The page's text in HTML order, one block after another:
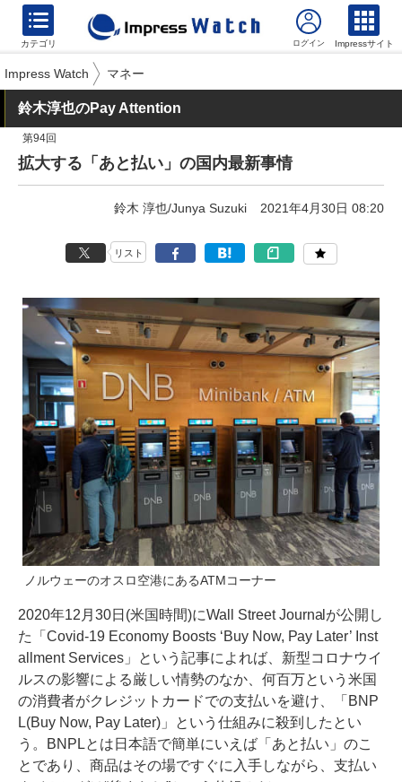
カテゴリ Impressサイト
Impress Watch マネー
鈴木淳也のPay Attention
第94回
拡大する「あと払い」の国内最新事情
鈴木 淳也/Junya Suzuki 2021年4月30日 08:20
リスト
ノルウェーのオスロ空港にあるATMコーナー
2020年12月30日(米国時間)にWall Street Journalが公開し
た「 Covid-19 Economy Boosts ‘Buy Now, Pay Later’ Inst
allment Services」という記事によれば、新型コロナウイ
ルスの影響による厳しい情勢のなか、何百万という米国
の消費者がクレジットカードでの支払いを避け、「BNP
L(Buy Now, Pay Later)」という仕組みに殺到したとい
う。BNPLとは日本語で簡単にいえば「あと払い」のこ
とであり、商品はその場ですぐに入手しながら、支払い